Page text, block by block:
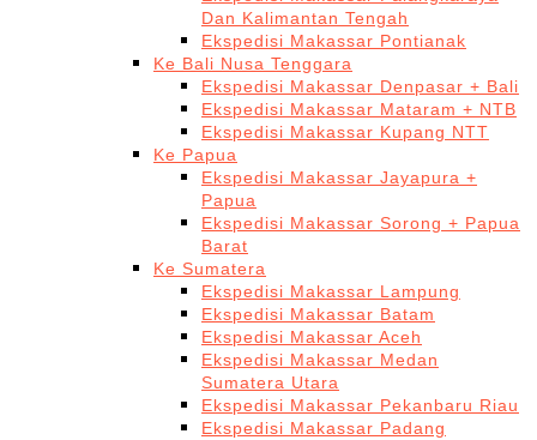
Dan Kalimantan Tengah
Ekspedisi Makassar Pontianak
Ke Bali Nusa Tenggara
Ekspedisi Makassar Denpasar + Bali
Ekspedisi Makassar Mataram + NTB
Ekspedisi Makassar Kupang NTT
Ke Papua
Ekspedisi Makassar Jayapura +
Papua
Ekspedisi Makassar Sorong + Papua
Barat
Ke Sumatera
Ekspedisi Makassar Lampung
Ekspedisi Makassar Batam
Ekspedisi Makassar Aceh
Ekspedisi Makassar Medan
Sumatera Utara
Ekspedisi Makassar Pekanbaru Riau
Ekspedisi Makassar Padang